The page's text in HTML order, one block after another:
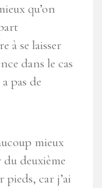
qu’on
à se laisser
dans le cas
pas de
mieux
deuxième
pieds, car j’ai